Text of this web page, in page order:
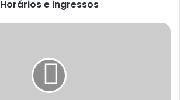
Horários e Ingressos